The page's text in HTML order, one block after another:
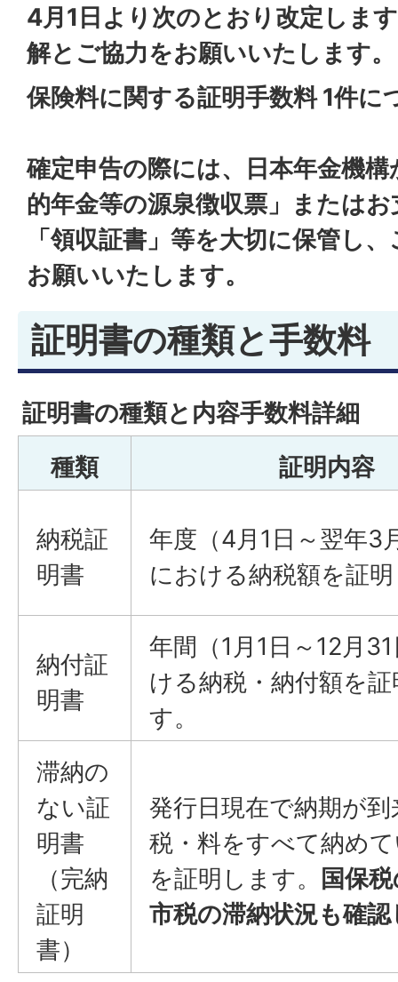
4月1日より次のとおり改定しま
解とご協力をお願いいたします。
保険料に関する証明手数料 1件
確定申告の際には、日本年金機
的年金等の源泉徴収票」または
「領収証書」等を大切に保管し
お願いいたします。
証明書の種類と手数料
証明書の種類と内容手数料詳細
種類
証明内容
納税証
明書
年度（4月1日～翌年3
における納税額を証
納付証
明書
年間（1月1日～12月
ける納税・納付額を
す。
滞納の
ない証
明書
（完納
証明
書）
発行日現在で納期が
税・料をすべて納め
を証明します。
国保
市税の滞納状況も確